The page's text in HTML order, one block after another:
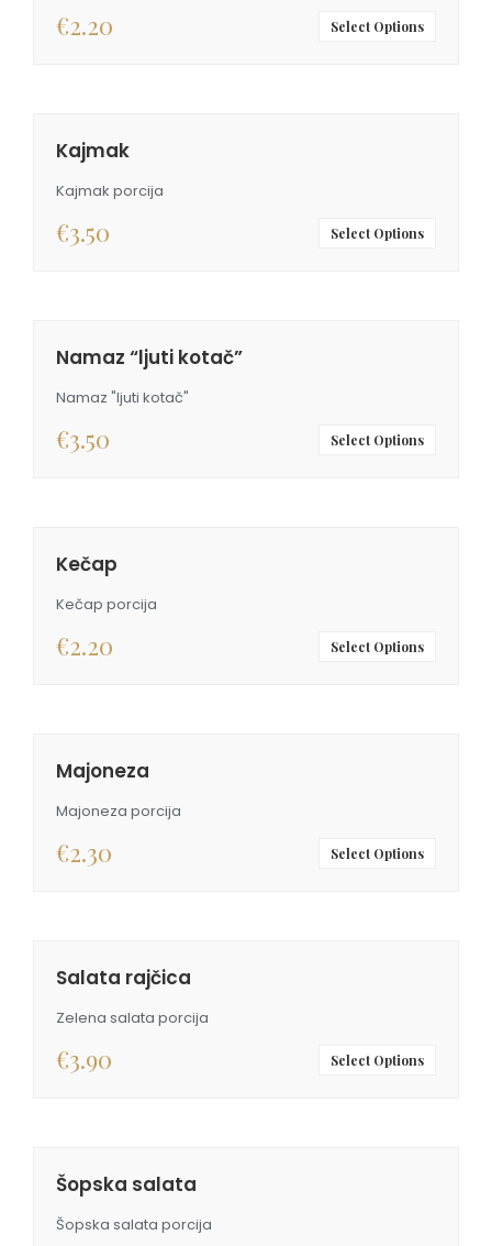
2.20
€ Select Options
Kajmak
Kajmak porcija
3.50
€ Select Options
Namaz “ljuti kotač”
Namaz "ljuti kotač"
3.50
€ Select Options
Kečap
Kečap porcija
2.20
€ Select Options
Majoneza
Majoneza porcija
2.30
€ Select Options
Salata rajčica
Zelena salata porcija
3.90
€ Select Options
Šopska salata
Šopska salata porcija